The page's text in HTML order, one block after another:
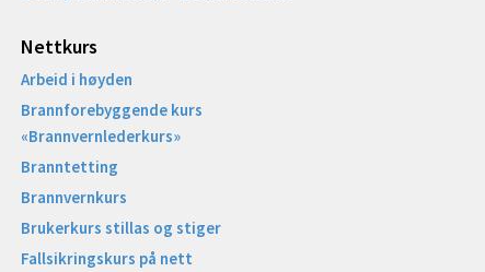
Nettkurs
Arbeid i høyden
Brannforebyggende kurs
«Brannvernlederkurs»
Branntetting
Brannvernkurs
Brukerkurs stillas og stiger
Fallsikringskurs på nett